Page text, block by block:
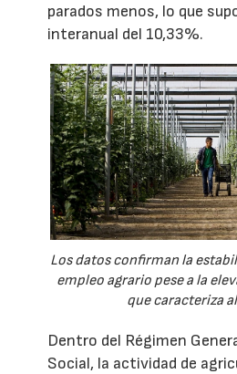
parados menos, lo que
interanual del 10,33%.
Los datos confirman la
empleo agrario pese a la
que caracteriza
Dentro del Régimen
Social, la actividad de